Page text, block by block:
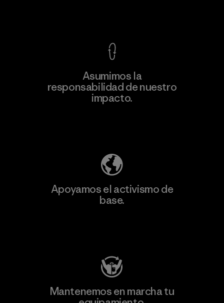
Asumimos la
responsabilidad de nuestro
impacto.
Apoyamos el activismo de
base.
Mantenemos en marcha tu